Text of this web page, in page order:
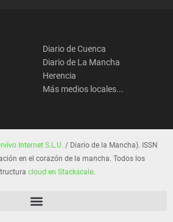
Diario de Cuenca
Diario de La Mancha
Herencia
Más medios locales...
Internet S.L.U. / Diario de la Mancha). ISSN
en el corazón de la mancha. Todos los
cloud en Stackscale.